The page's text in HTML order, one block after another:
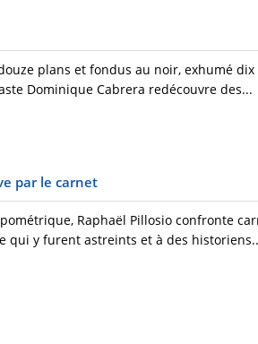
plans et fondus au noir, exhumé
Dominique Cabrera redécouvre des...
par le carnet
Raphaël Pillosio confronte
qui y furent astreints et à des